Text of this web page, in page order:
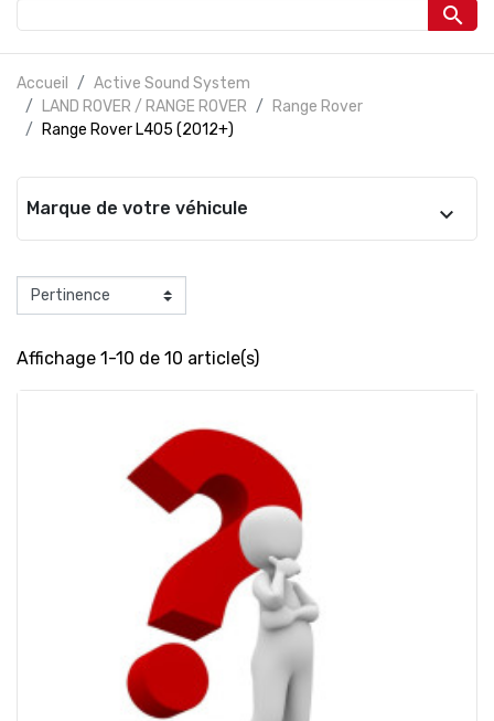

Accueil
Active Sound System
LAND ROVER / RANGE ROVER
Range Rover
Range Rover L405 (2012+)
Marque de votre véhicule
Affichage 1-10 de 10 article(s)